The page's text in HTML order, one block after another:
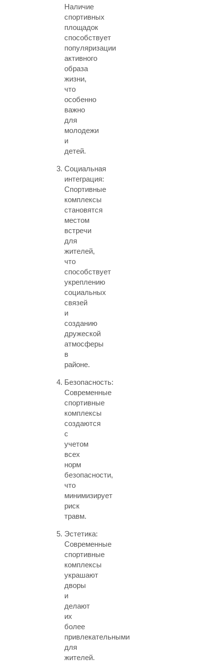
Наличие
спортивных
площадок
способствует
популяризации
активного
образа
жизни,
что
особенно
важно
для
молодежи
и
детей.
Социальная
интеграция:
Спортивные
комплексы
становятся
местом
встречи
для
жителей,
что
способствует
укреплению
социальных
связей
и
созданию
дружеской
атмосферы
в
районе.
Безопасность:
Современные
спортивные
комплексы
создаются
с
учетом
всех
норм
безопасности,
что
минимизирует
риск
травм.
Эстетика:
Современные
спортивные
комплексы
украшают
дворы
и
делают
их
более
привлекательными
для
жителей.